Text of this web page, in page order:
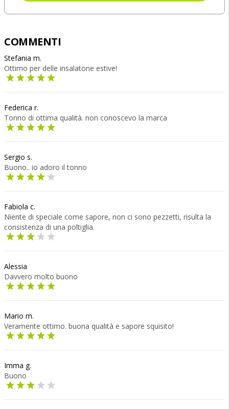
COMMENTI
Stefania m.
Ottimo per delle insalatone estive!
Federica r.
Tonno di ottima qualità. non conoscevo la marca
Sergio s.
Buono.. io adoro il tonno
Fabiola c.
Niente di speciale come sapore, non ci sono pezzetti, risulta la
consistenza di una poltiglia.
Alessia
Davvero molto buono
Mario m.
Veramente ottimo. buona qualità e sapore squisito!
Imma g.
Buono